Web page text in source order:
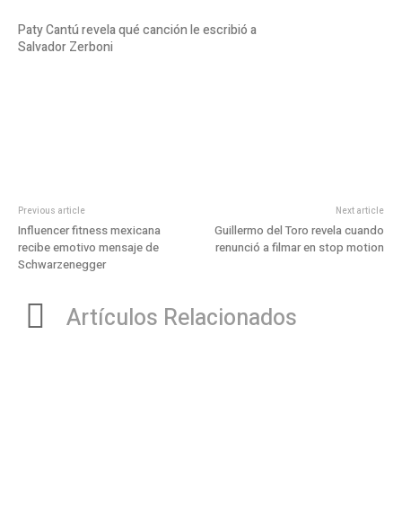
Paty Cantú revela qué canción le escribió a
Salvador Zerboni
Previous article
Influencer fitness mexicana
recibe emotivo mensaje de
Schwarzenegger
Next article
Guillermo del Toro revela cuando
renunció a filmar en stop motion
Artículos Relacionados